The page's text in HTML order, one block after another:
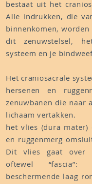
bestaat uit het
Alle indrukken, die
binnenkomen, worden
dit zenuwstelsel,
systeem en je
Het craniosacrale
hersenen en
zenuwbanen die naar
lichaam vertakken.
het vlies (dura mater)
en ruggenmerg
Dit vlies gaat over
oftewel
beschermende laag